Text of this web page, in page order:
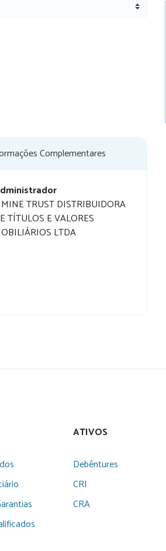
Complementares
TRUST DISTRIBUIDORA
TÍTULOS E VALORES
LTDA
ATIVOS
Debêntures
CRI
CRA